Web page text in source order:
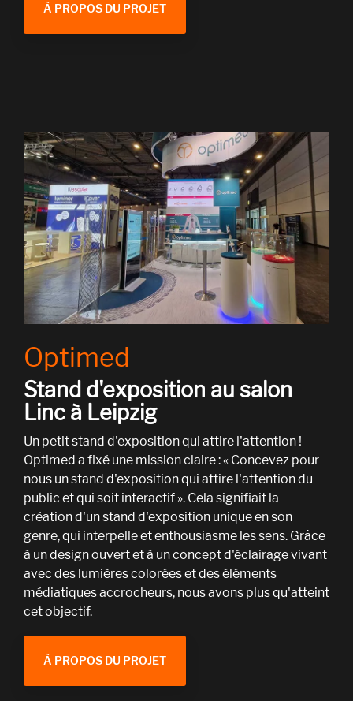
À PROPOS DU PROJET
Optimed
Stand d'exposition au salon
Linc à Leipzig
Un petit stand d'exposition qui attire l'attention !
Optimed a fixé une mission claire : « Concevez pour
nous un stand d'exposition qui attire l'attention du
public et qui soit interactif ». Cela signifiait la
création d'un stand d'exposition unique en son
genre, qui interpelle et enthousiasme les sens. Grâce
à un design ouvert et à un concept d'éclairage vivant
avec des lumières colorées et des éléments
médiatiques accrocheurs, nous avons plus qu'atteint
cet objectif.
À PROPOS DU PROJET